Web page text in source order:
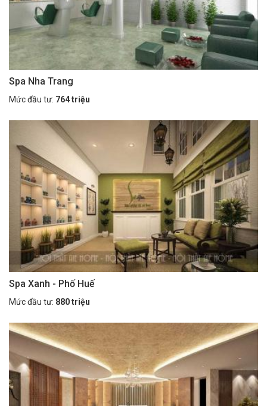
Spa Nha Trang
Mức đầu tư: 764 triệu
Spa Xanh - Phố Huế
Mức đầu tư: 880 triệu